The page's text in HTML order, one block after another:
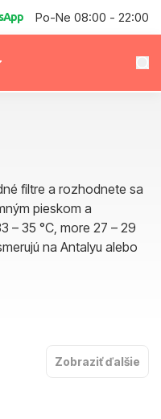
Po-Ne 08:00 - 22:00
filtre a rozhodnete sa
pieskom a
– 35 °C, more 27 – 29
na Antalyu alebo
Zobraziť ďalšie